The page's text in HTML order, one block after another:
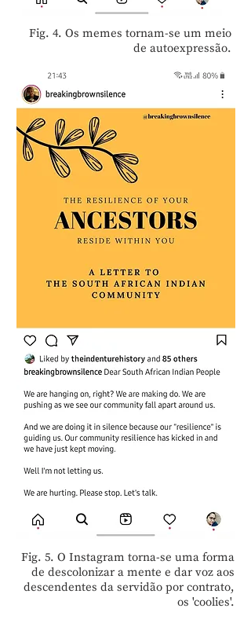
Fig. 4. Os memes tornam-se um meio
de autoexpressão.
Fig. 5. O Instagram torna-se uma forma
de descolonizar a mente e dar voz aos
descendentes da servidão por contrato,
os 'coolies'.